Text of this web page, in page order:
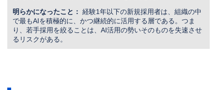
明らかになったこと： 経験1年以下の新規採用者は、組織の中
で最もAIを積極的に、かつ継続的に活用する層である。つま
り、若手採用を絞ることは、AI活用の勢いそのものを失速させ
るリスクがある。